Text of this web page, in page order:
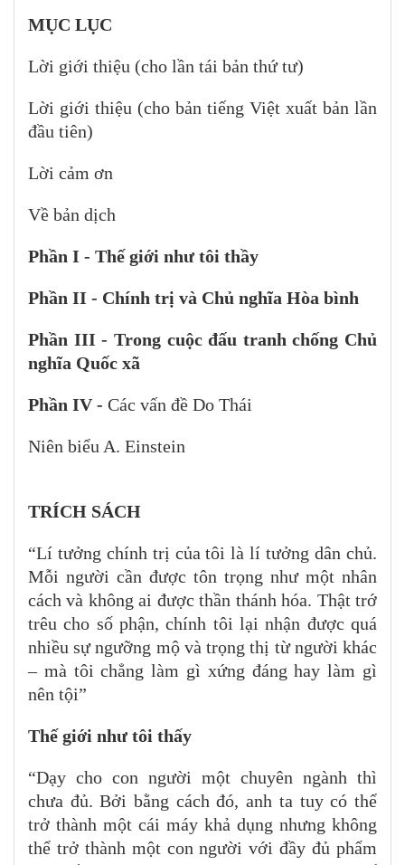
MỤC LỤC
Lời giới thiệu (cho lần tái bản thứ tư)
Lời giới thiệu (cho bản tiếng Việt xuất bản lần
đầu tiên)
Lời cảm ơn
Về bản dịch
Phần I - Thế giới như tôi thầy
Phần II - Chính trị và Chủ nghĩa Hòa bình
Phần III - Trong cuộc đấu tranh chống Chủ
nghĩa Quốc xã
Phần IV - Các vấn đề Do Thái
Niên biểu A. Einstein
TRÍCH SÁCH
“Lí tưởng chính trị của tôi là lí tưởng dân chủ.
Mỗi người cần được tôn trọng như một nhân
cách và không ai được thần thánh hóa. Thật trớ
trêu cho số phận, chính tôi lại nhận được quá
nhiều sự ngưỡng mộ và trọng thị từ người khác
– mà tôi chẳng làm gì xứng đáng hay làm gì
nên tội”
Thế giới như tôi thấy
“Dạy cho con người một chuyên ngành thì
chưa đủ. Bởi bằng cách đó, anh ta tuy có thể
trở thành một cái máy khả dụng nhưng không
thể trở thành một con người với đầy đủ phẩm